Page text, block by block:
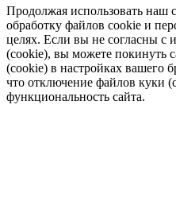
Продолжая использовать наш
обработку файлов cookie и
целях. Если вы не согласны с
(cookie), вы можете покинуть
(cookie) в настройках вашего
что отключение файлов куки
функциональность сайта.